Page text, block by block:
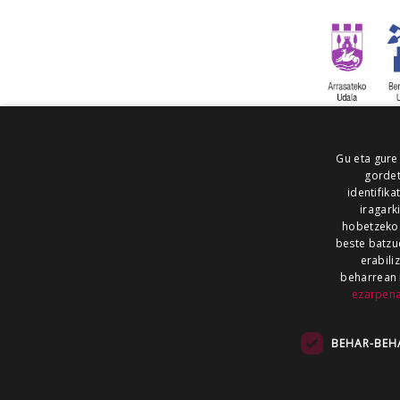
ALEA
NOAUA
Gu eta
hobetzeko.
beste
BEHAR-